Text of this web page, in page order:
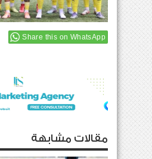
Share this on WhatsApp
مقالات مشابهة